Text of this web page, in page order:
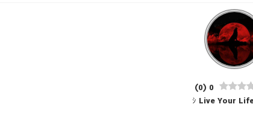
0
(
0
)
ｼ Live Your